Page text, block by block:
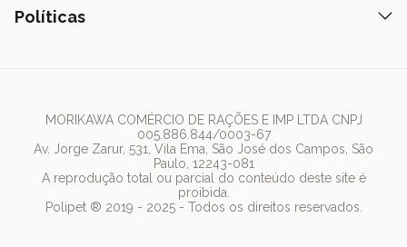
Lista de Desejos
Coleiras
Nexgard
Pedigree
Whiskas
Dog Chow
Royal Canin
Políticas
MORIKAWA COMÉRCIO DE RAÇÕES E IMP LTDA CNPJ
005.886.844/0003-67
Av. Jorge Zarur, 531, Vila Ema, São José dos Campos, São
Paulo, 12243-081
A reprodução total ou parcial do conteúdo deste site é
proibida.
Polipet ® 2019 - 2025 - Todos os direitos reservados.